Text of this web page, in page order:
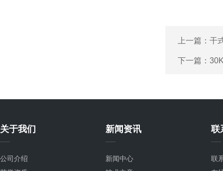
上一篇： 干
下一篇：
关于我们
公司介绍
新闻资讯
新闻中心
联
联